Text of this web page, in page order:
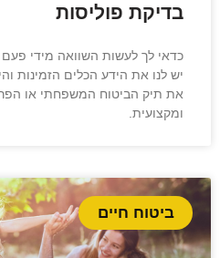
בדיקת פוליסות
כדאי לך לעשות השוואה מידי פעם
יש לנו את הידע הכלים הזמינות
את תיק הביטוח המשפחתי או
ומקצועית.
ביטוח חיים